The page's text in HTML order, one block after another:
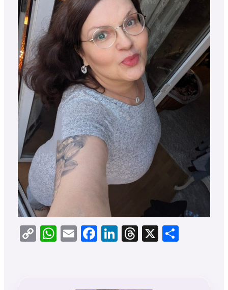
CopyWhatsApp
EmailFacebook
LinkedIn
Threads
X Teilen